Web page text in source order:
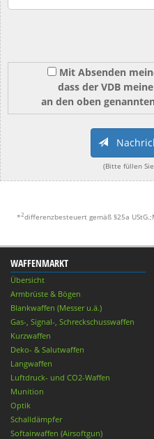
Mit Absenden
dass der VDB
an den oben
(Bitte füllen
*2differenzbesteuert gemäß §25a
WAFFENMARKT
Übersicht
Armbrüste & Bögen
Blankwaffen (Messer u.ä.)
Gas-, Signal-, Schreckschusswaffen
Kurzwaffen
Deko- & Salutwaffen
Langwaffen
Luftdruck- und CO2-Waffen
Munition
Optik
Schalldämpfer
Softairwaffen (Airsoftgun)